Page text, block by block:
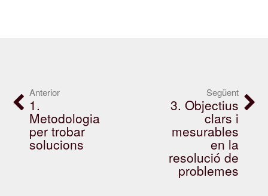
Anterior
1.
Metodologia
per trobar
solucions
Següent
3. Objectius
clars i
mesurables
en la
resolució de
problemes